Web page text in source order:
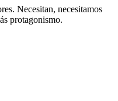
Necesitan, necesitamos
protagonismo.